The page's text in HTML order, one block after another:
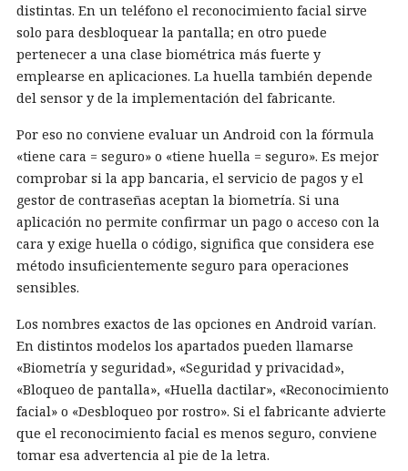
distintas. En un teléfono el reconocimiento facial sirve
solo para desbloquear la pantalla; en otro puede
pertenecer a una clase biométrica más fuerte y
emplearse en aplicaciones. La huella también depende
del sensor y de la implementación del fabricante.
Por eso no conviene evaluar un Android con la fórmula
«tiene cara = seguro» o «tiene huella = seguro». Es mejor
comprobar si la app bancaria, el servicio de pagos y el
gestor de contraseñas aceptan la biometría. Si una
aplicación no permite confirmar un pago o acceso con la
cara y exige huella o código, significa que considera ese
método insuficientemente seguro para operaciones
sensibles.
Los nombres exactos de las opciones en Android varían.
En distintos modelos los apartados pueden llamarse
«Biometría y seguridad», «Seguridad y privacidad»,
«Bloqueo de pantalla», «Huella dactilar», «Reconocimiento
facial» o «Desbloqueo por rostro». Si el fabricante advierte
que el reconocimiento facial es menos seguro, conviene
tomar esa advertencia al pie de la letra.